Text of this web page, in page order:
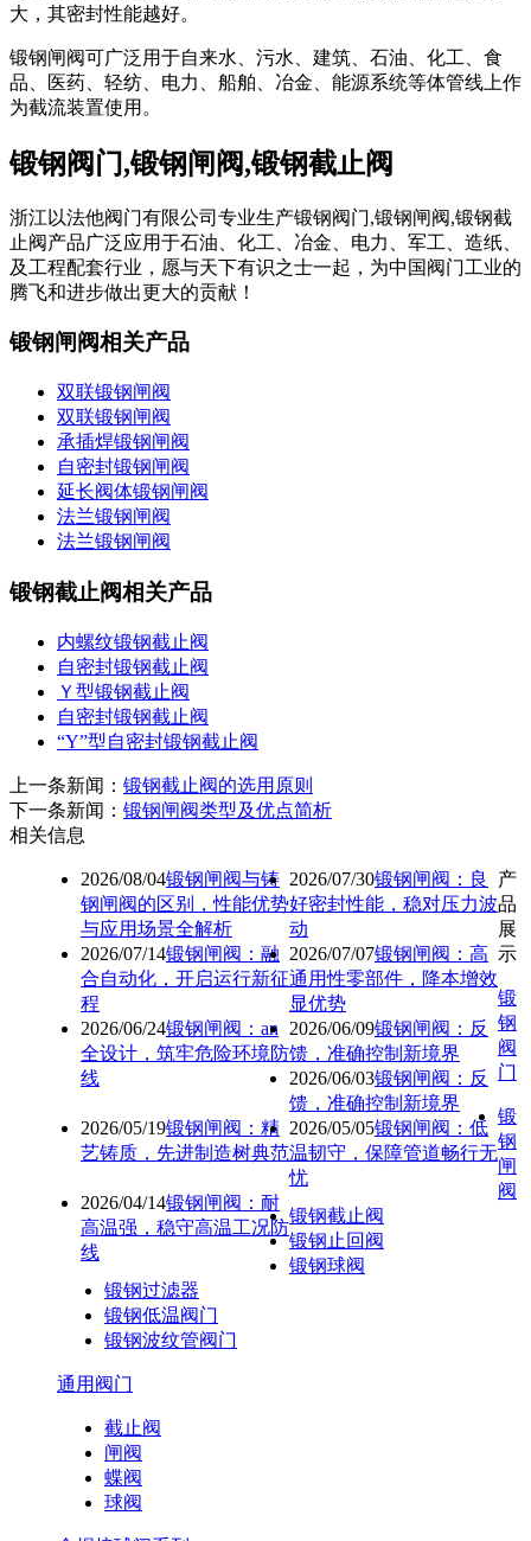
大，其密封性能越好。
锻钢闸阀可广泛用于自来水、污水、建筑、石油、化工、食
品、医药、轻纺、电力、船舶、冶金、能源系统等体管线上作
为截流装置使用。
锻钢阀门,锻钢闸阀,锻钢截止阀
浙江以法他阀门有限公司专业生产锻钢阀门,锻钢闸阀,锻钢截
止阀产品广泛应用于石油、化工、冶金、电力、军工、造纸、
及工程配套行业，愿与天下有识之士一起，为中国阀门工业的
腾飞和进步做出更大的贡献！
锻钢闸阀相关产品
双联锻钢闸阀
双联锻钢闸阀
承插焊锻钢闸阀
自密封锻钢闸阀
延长阀体锻钢闸阀
法兰锻钢闸阀
法兰锻钢闸阀
锻钢截止阀相关产品
内螺纹锻钢截止阀
自密封锻钢截止阀
Ｙ型锻钢截止阀
自密封锻钢截止阀
“Y”型自密封锻钢截止阀
上一条新闻： 锻钢截止阀的选用原则
下一条新闻： 锻钢闸阀类型及优点简析
相关信息
2026/08/04锻钢闸阀与铸
钢闸阀的区别，性能优势
与应用场景全解析
2026/07/30锻钢闸阀：良
好密封性能，稳对压力波
动
2026/07/14锻钢闸阀：融
合自动化，开启运行新征
程
2026/07/07锻钢闸阀：高
通用性零部件，降本增效
显优势
2026/06/24锻钢闸阀：an
全设计，筑牢危险环境防
线
2026/06/09锻钢闸阀：反
馈，准确控制新境界
2026/06/03锻钢闸阀：反
馈，准确控制新境界
2026/05/19锻钢闸阀：精
艺铸质，先进制造树典范
2026/05/05锻钢闸阀：低
温韧守，保障管道畅行无
忧
2026/04/14锻钢闸阀：耐
高温强，稳守高温工况防
线
产
品
展
示
锻
钢
阀
门
锻
钢
闸
阀
锻钢截止阀
锻钢止回阀
锻钢球阀
锻钢过滤器
锻钢低温阀门
锻钢波纹管阀门
通用阀门
截止阀
闸阀
蝶阀
球阀